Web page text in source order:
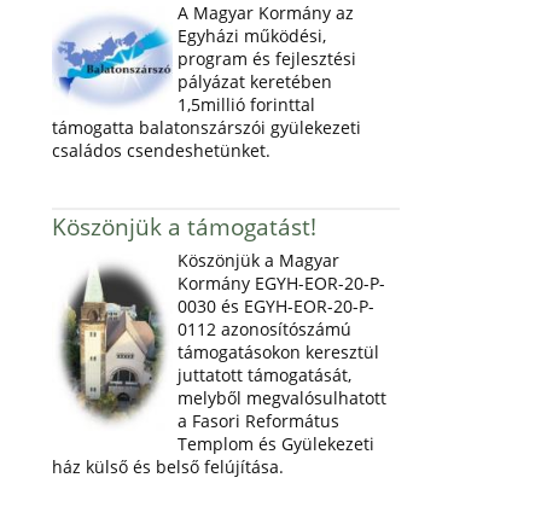
A Magyar Kormány az
Egyházi működési,
program és fejlesztési
pályázat keretében
1,5millió forinttal
támogatta balatonszárszói gyülekezeti
családos csendeshetünket.
Köszönjük a támogatást!
Köszönjük a Magyar
Kormány EGYH-EOR-20-P-
0030 és EGYH-EOR-20-P-
0112 azonosítószámú
támogatásokon keresztül
juttatott támogatását,
melyből megvalósulhatott
a Fasori Református
Templom és Gyülekezeti
ház külső és belső felújítása.